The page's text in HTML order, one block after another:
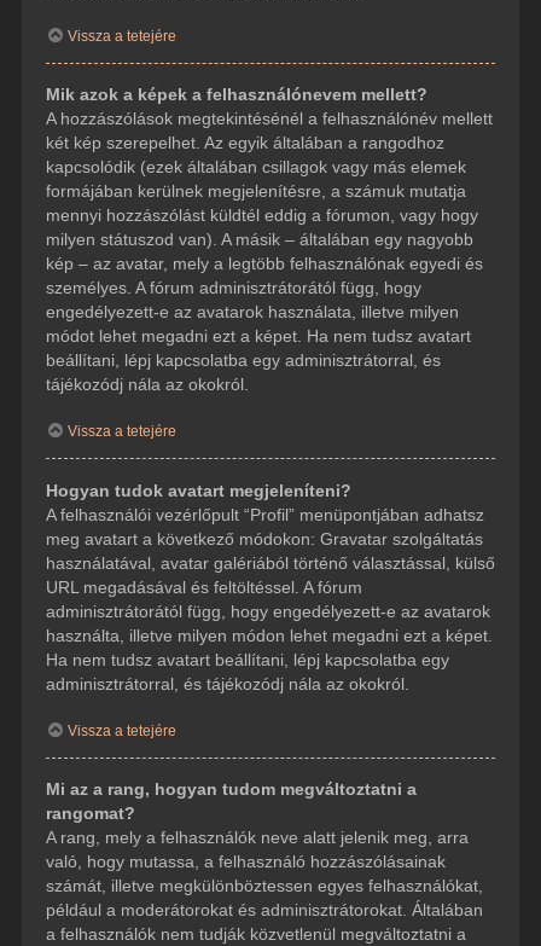
Vissza a tetejére
Mik azok a képek a felhasználónevem mellett?
A hozzászólások megtekintésénél a felhasználónév mellett
két kép szerepelhet. Az egyik általában a rangodhoz
kapcsolódik (ezek általában csillagok vagy más elemek
formájában kerülnek megjelenítésre, a számuk mutatja
mennyi hozzászólást küldtél eddig a fórumon, vagy hogy
milyen státuszod van). A másik – általában egy nagyobb
kép – az avatar, mely a legtöbb felhasználónak egyedi és
személyes. A fórum adminisztrátorától függ, hogy
engedélyezett-e az avatarok használata, illetve milyen
módot lehet megadni ezt a képet. Ha nem tudsz avatart
beállítani, lépj kapcsolatba egy adminisztrátorral, és
tájékozódj nála az okokról.
Vissza a tetejére
Hogyan tudok avatart megjeleníteni?
A felhasználói vezérlőpult “Profil” menüpontjában adhatsz
meg avatart a következő módokon: Gravatar szolgáltatás
használatával, avatar galériából történő választással, külső
URL megadásával és feltöltéssel. A fórum
adminisztrátorától függ, hogy engedélyezett-e az avatarok
használta, illetve milyen módon lehet megadni ezt a képet.
Ha nem tudsz avatart beállítani, lépj kapcsolatba egy
adminisztrátorral, és tájékozódj nála az okokról.
Vissza a tetejére
Mi az a rang, hogyan tudom megváltoztatni a
rangomat?
A rang, mely a felhasználók neve alatt jelenik meg, arra
való, hogy mutassa, a felhasználó hozzászólásainak
számát, illetve megkülönböztessen egyes felhasználókat,
például a moderátorokat és adminisztrátorokat. Általában
a felhasználók nem tudják közvetlenül megváltoztatni a